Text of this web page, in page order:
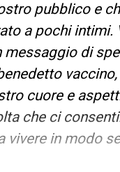
pubblico e
a pochi intimi.
messaggio di
cuore e
che ci
vivere in modo